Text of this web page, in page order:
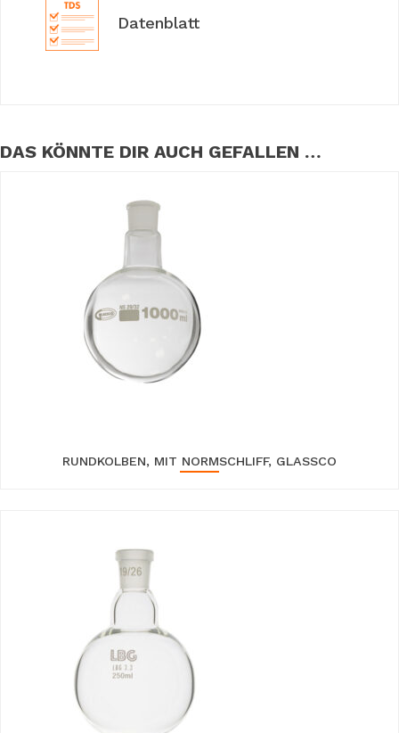
Datenblatt
DAS KÖNNTE DIR AUCH GEFALLEN …
RUNDKOLBEN, MIT NORMSCHLIFF, GLASSCO